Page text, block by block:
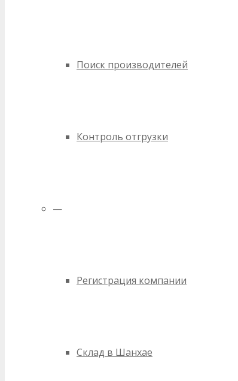
Поиск производителей
Контроль отгрузки
—
Регистрация компании
Склад в Шанхае